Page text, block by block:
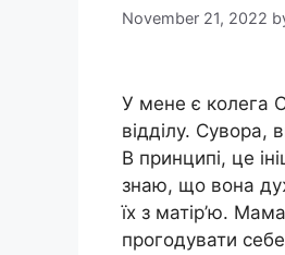
November 21, 2022
У мене є колега
відділу. Сувора,
В принципі, це
знаю, що вона
їх з матір’ю.
прогодувати